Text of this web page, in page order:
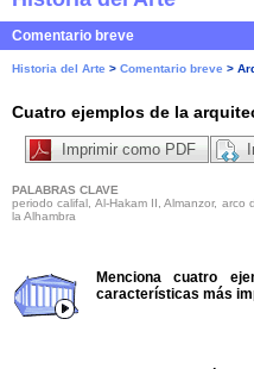
Comentario breve
Historia del Arte > Comentario breve >
Cuatro ejemplos de la
Imprimir como PDF
PALABRAS CLAVE
periodo califal, Al-Hakam II, Almanzor,
la Alhambra
Menciona cuatro
características más